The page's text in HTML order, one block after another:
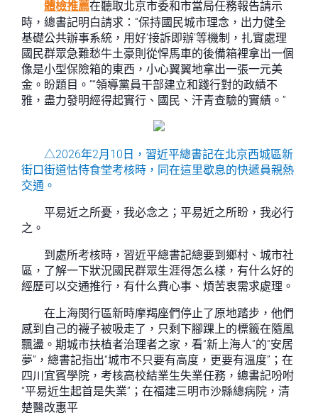
體檢推薦在聽取北京市委和市當局任務報告請示
時，總書記明白請求：“保持國民城市理念，出力健全
基礎公共辦事系統，用好‘接訴即辦’等機制，扎實處理
國民群眾急難愁牛土豪則從悍馬車的後備箱裡拿出一個
像是小型保險箱的東西，小心翼翼地拿出一張一元美
金。盼題目。”“領導黨員干部建立和踐行對的政績不
雅，盡力發明經得起實行、國民、汗青查驗的實績。”
△2026年2月10日，習近平總書記在北京西城區新
街口街道怙恃食堂考核時，同在這里歇息的快遞員親熱
交通。
平易近之所憂，我必念之；平易近之所盼，我必行
之。
到處所考核時，習近平總書記總要到鄉村、城市社
區，了解一下狀況國民群眾生涯得怎么樣，有什么好的
經歷可以交通推行，有什么費心事、煩苦衷需求處理。
在上海閔行區新時摩羯座們停止了原地踏步，他們
感到自己的襪子被吸走了，只剩下腳踝上的標籤在隨風
飄盪。期城市扶植者治理者之家，看“新上海人”的“安居
夢”，總書記指出“城市不只要有高度，更要有溫度”；在
四川宜賓學院，考核高校結業生失業任務，總書記吩咐
“平易近生起首是失業”；在福建三明市沙縣總病院，清
楚醫改惠平